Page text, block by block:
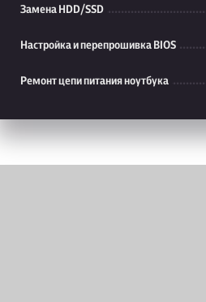
Замена HDD/SSD
Настройка и перепрошивка BIOS
Ремонт цепи питания ноутбука